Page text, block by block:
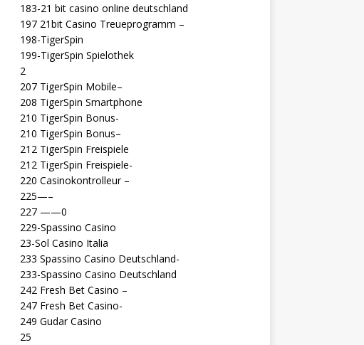
183-21 bit casino online deutschland
197 21bit Casino Treueprogramm –
198-TigerSpin
199-TigerSpin Spielothek
2
207 TigerSpin Mobile–
208 TigerSpin Smartphone
210 TigerSpin Bonus-
210 TigerSpin Bonus–
212 TigerSpin Freispiele
212 TigerSpin Freispiele-
220 Casinokontrolleur –
225—–
227 ——0
229-Spassino Casino
23-Sol Casino Italia
233 Spassino Casino Deutschland-
233-Spassino Casino Deutschland
242 Fresh Bet Casino –
247 Fresh Bet Casino-
249 Gudar Casino
25